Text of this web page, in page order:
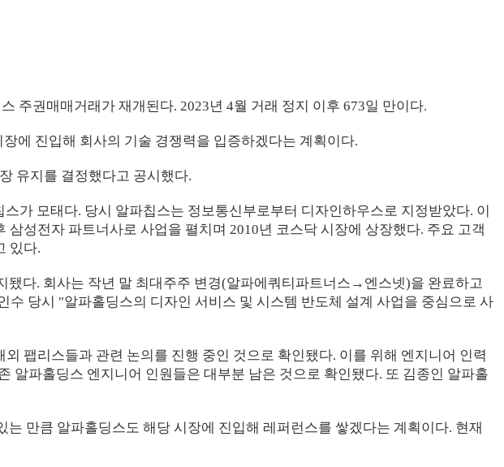
주권매매거래가 재개된다. 2023년 4월 거래 정지 이후 673일 만이다.
에 진입해 회사의 기술 경쟁력을 입증하겠다는 계획이다.
유지를 결정했다고 공시했다.
가 모태다. 당시 알파칩스는 정보통신부로부터 디자인하우스로 지정받았다. 이
성전자 파트너사로 사업을 펼치며 2010년 코스닥 시장에 상장했다. 주요 고객
있다.
됐다. 회사는 작년 말 최대주주 변경(알파에쿼티파트너스→엔스넷)을 완료하고
당시 "알파홀딩스의 디자인 서비스 및 시스템 반도체 설계 사업을 중심으로 사
팹리스들과 관련 논의를 진행 중인 것으로 확인됐다. 이를 위해 엔지니어 인력
알파홀딩스 엔지니어 인원들은 대부분 남은 것으로 확인됐다. 또 김종인 알파홀
만큼 알파홀딩스도 해당 시장에 진입해 레퍼런스를 쌓겠다는 계획이다. 현재